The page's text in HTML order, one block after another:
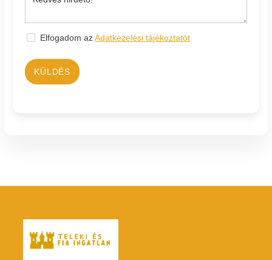
Elfogadom azAdatkezelési tájékoztatót
KÜLDÉS